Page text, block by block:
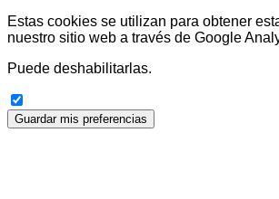
Estas cookies se utilizan para obtener
nuestro sitio web a través de Google
Puede deshabilitarlas.
Guardar mis preferencias